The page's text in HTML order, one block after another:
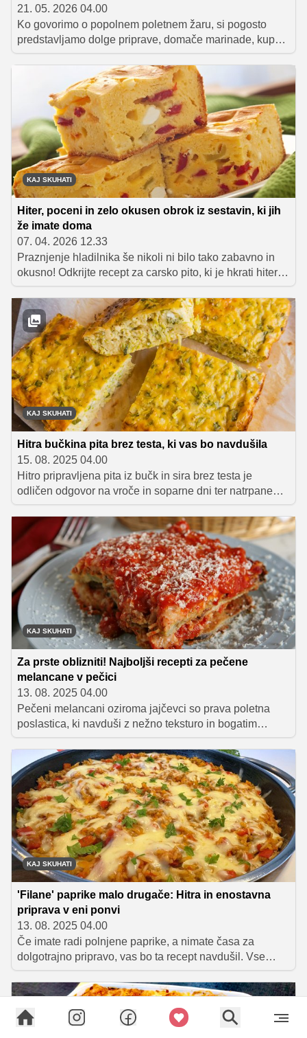
21. 05. 2026 04.00
Ko govorimo o popolnem poletnem žaru, si pogosto
predstavljamo dolge priprave, domače marinade, kup
posode in nekoga, ki ves večer stoji ob rešetki ter skrbi,
da se nič ne zažge. V resnici pa so najboljši poletni
trenutki običajno precej bolj preprosti. Gre za spontana
druženja, hladno pijačo, ljudi, ki jih imamo radi in hrano,
ki je okusna brez nepotrebnega kompliciranja. In prav
zato ni nič narobe, če si pripravo olajšamo.
KAJ SKUHATI
Hiter, poceni in zelo okusen obrok iz sestavin, ki jih
že imate doma
07. 04. 2026 12.33
Praznjenje hladilnika še nikoli ni bilo tako zabavno in
okusno! Odkrijte recept za carsko pito, ki je hkrati hiter,
poceni in popoln za porabo ostankov hrane. Z lahkoto
boste pripravili zlato zapečeno pito, polno okusov, ki bo
navdušila vso družino, primerna pa je za zajtrk, kosilo
ali večerjo ali pa kot prigrizek, ki ga postrežemo na
pikniku ali domači zabavi.
KAJ SKUHATI
Hitra bučkina pita brez testa, ki vas bo navdušila
15. 08. 2025 04.00
Hitro pripravljena pita iz bučk in sira brez testa je
odličen odgovor na vroče in soparne dni ter natrpane
delovne tedne, postrežete pa jo lahko kot predjed,
prilogo ali glavno jed.
KAJ SKUHATI
Za prste oblizniti! Najboljši recepti za pečene
melancane v pečici
13. 08. 2025 04.00
Pečeni melancani oziroma jajčevci so prava poletna
poslastica, ki navduši z nežno teksturo in bogatim
okusom. Lahko jih nadevate, obložite s sirom ali pa
spremenite v slastne zloženke. Na kup smo zbrali
različne ideje in recepte, s katerimi boste iz te
vsestranske zelenjave v pečici ustvarili okusne priloge
ali samostojne jedi.
KAJ SKUHATI
'Filane' paprike malo drugače: Hitra in enostavna
priprava v eni ponvi
13. 08. 2025 04.00
Če imate radi polnjene paprike, a nimate časa za
dolgotrajno pripravo, vas bo ta recept navdušil. Vse
okuse te priljubljene jedi boste ujeli v eni ponvi, brez
polnjenja paprik in dolgega kuhanja – jed je pripravljena